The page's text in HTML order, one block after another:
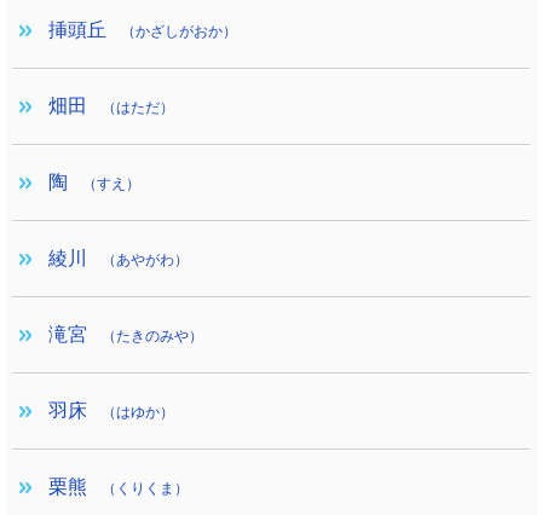
挿頭丘 （かざしがおか）
畑田 （はただ）
陶 （すえ）
綾川 （あやがわ）
滝宮 （たきのみや）
羽床 （はゆか）
栗熊 （くりくま）